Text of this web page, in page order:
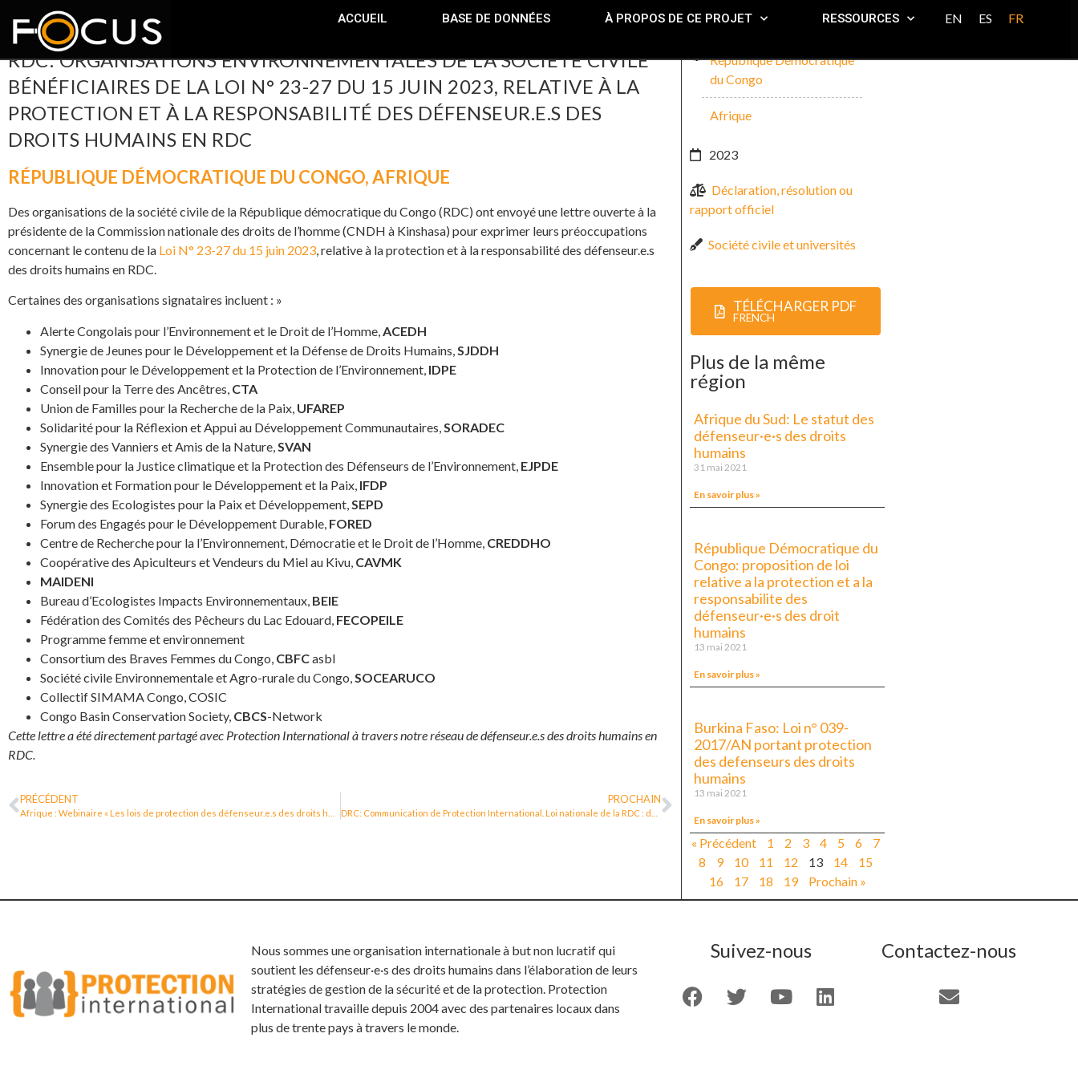
ACCUEIL BASE DE DONNÉES À PROPOS DE CE PROJET RESSOURCES EN ES FR
RDC: ORGANISATIONS ENVIRONNEMENTALES DE LA SOCIÉTÉ CIVILE
BÉNÉFICIAIRES DE LA LOI N° 23-27 DU 15 JUIN 2023, RELATIVE À LA
PROTECTION ET À LA RESPONSABILITÉ DES DÉFENSEUR.E.S DES
DROITS HUMAINS EN RDC
RÉPUBLIQUE DÉMOCRATIQUE DU CONGO,AFRIQUE
Des organisations de la société civile de la République démocratique du Congo (RDC) ont envoyé une lettre ouverte à la
présidente de la Commission nationale des droits de l’homme (CNDH à Kinshasa) pour exprimer leurs préoccupations
concernant le contenu de la Loi N° 23-27 du 15 juin 2023, relative à la protection et à la responsabilité des défenseur.e.s
des droits humains en RDC.
Certaines des organisations signataires incluent : »
Alerte Congolais pour l’Environnement et le Droit de l’Homme, ACEDH
Synergie de Jeunes pour le Développement et la Défense de Droits Humains, SJDDH
Innovation pour le Développement et la Protection de l’Environnement, IDPE
Conseil pour la Terre des Ancêtres, CTA
Union de Familles pour la Recherche de la Paix, UFAREP
Solidarité pour la Réflexion et Appui au Développement Communautaires, SORADEC
Synergie des Vanniers et Amis de la Nature, SVAN
Ensemble pour la Justice climatique et la Protection des Défenseurs de l’Environnement, EJPDE
Innovation et Formation pour le Développement et la Paix, IFDP
Synergie des Ecologistes pour la Paix et Développement, SEPD
Forum des Engagés pour le Développement Durable, FORED
Centre de Recherche pour la l’Environnement, Démocratie et le Droit de l’Homme, CREDDHO
Coopérative des Apiculteurs et Vendeurs du Miel au Kivu, CAVMK
MAIDENI
Bureau d’Ecologistes Impacts Environnementaux, BEIE
Fédération des Comités des Pêcheurs du Lac Edouard, FECOPEILE
Programme femme et environnement
Consortium des Braves Femmes du Congo, CBFCasbl
Société civile Environnementale et Agro-rurale du Congo, SOCEARUCO
Collectif SIMAMA Congo, COSIC
Congo Basin Conservation Society, CBCS-Network
Cette lettre a été directement partagé avec Protection International à travers notre réseau de défenseur.e.s des droits humains en
RDC.
PRÉCÉDENT PROCHAIN
République Démocratique
du Congo
Afrique
2023
Déclaration, résolution ou
rapport officiel
Société civile et universités
TÉLÉCHARGER PDF
FRENCH
Plus de la même
région
Afrique du Sud: Le statut des
défenseur·e·s des droits
humains
31 mai 2021
En savoir plus »
République Démocratique du
Congo: proposition de loi
relative a la protection et a la
responsabilite des
défenseur·e·s des droit
humains
13 mai 2021
En savoir plus »
Burkina Faso: Loi n° 039-
2017/AN portant protection
des defenseurs des droits
humains
13 mai 2021
En savoir plus »
« Précédent 1 2 3 4 5 6
7
8
9 10 11 12 13 14
15
16
17 18 19 Prochain »
Nous sommes une organisation internationale à but non lucratif qui
soutient les défenseur·e·s des droits humains dans l’élaboration de leurs
stratégies de gestion de la sécurité et de la protection. Protection
International travaille depuis 2004 avec des partenaires locaux dans
plus de trente pays à travers le monde.
Suivez-nous Contactez-nous